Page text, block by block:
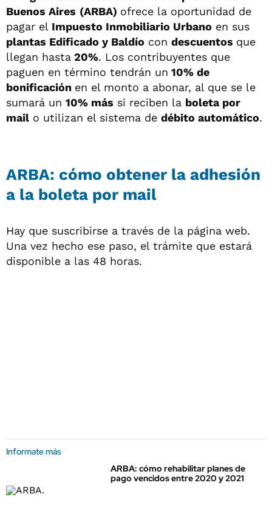
Buenos Aires (ARBA) ofrece la oportunidad de
pagar el Impuesto Inmobiliario Urbano en sus
plantas Edificado y Baldío con descuentos que
llegan hasta 20%. Los contribuyentes que
paguen en término tendrán un 10% de
bonificación en el monto a abonar, al que se le
sumará un 10% más si reciben la boleta por
mail o utilizan el sistema de débito automático.
ARBA: cómo obtener la adhesión
a la boleta por mail
Hay que suscribirse a través de la página web.
Una vez hecho ese paso, el trámite que estará
disponible a las 48 horas.
Informate más
ARBA: cómo rehabilitar planes de
pago vencidos entre 2020 y 2021